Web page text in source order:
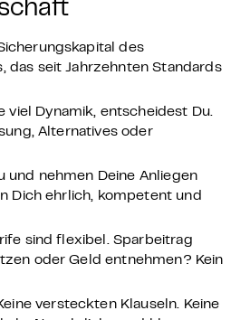
des
das seit Jahrzehnten Standards
viel Dynamik, entscheidest Du.
Alternatives oder
und nehmen Deine Anliegen
Dich ehrlich, kompetent und
sind flexibel. Sparbeitrag
oder Geld entnehmen? Kein
versteckten Klauseln. Keine